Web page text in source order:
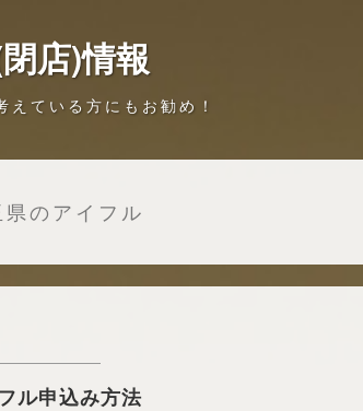
店)情報
ている方にもお勧め！
県のアイフル
ル申込み方法